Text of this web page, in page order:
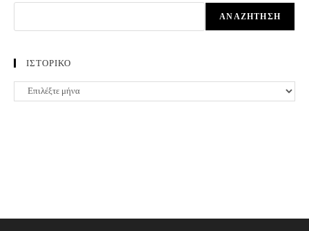
ΑΝΑΖΉΤΗΣΗ
ΙΣΤΟΡΙΚΟ
ΙΣΤΟΡΙΚΟ